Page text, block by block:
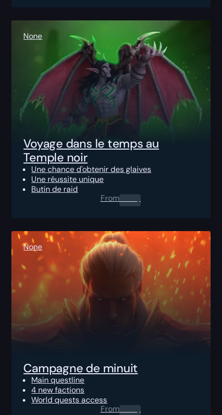
None
Voyage dans le temps au
Temple noir
Une chance d'obtenir des glaives
Une réussite unique
Butin de raid
From0.00 $
None
Campagne de minuit
Main questline
4 new factions
World quests access
From0.00 $